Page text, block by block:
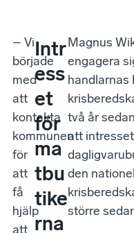
– Vi
började
med
att
kontakta
kommunen
för
att
få
hjälp
att
Intr
ess
et
för
ma
tbu
tike
rna
Magnus
engagera
handlarnas
två år
att
den
större